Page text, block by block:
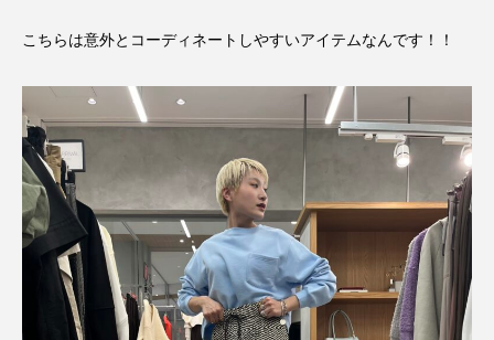
こちらは意外とコーディネートしやすいアイテムなんです！！